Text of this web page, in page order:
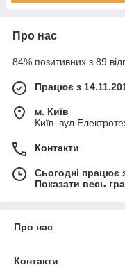
Про нас
84% позитивних з 89
Працює з
м. Київ
Київ. вул
Контакти
Сьогодні працює
Показати весь
Про нас
Контакти